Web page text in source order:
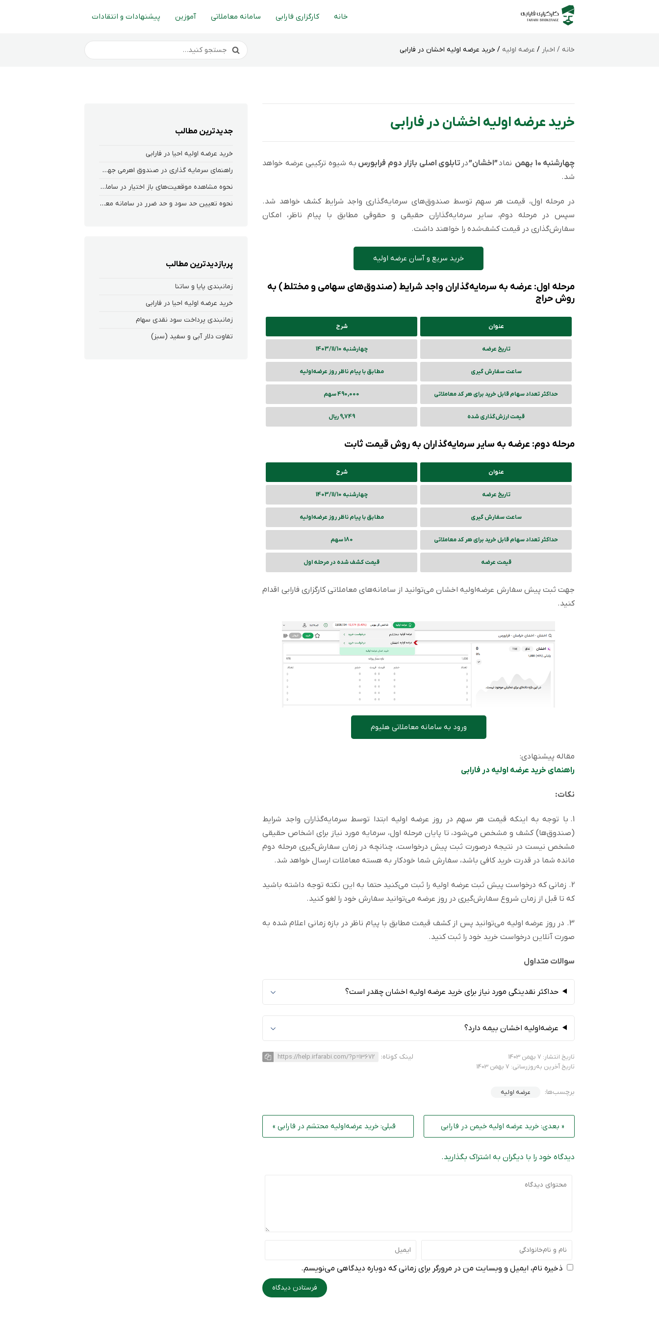
خانه کارگزاری فارابی سامانه معاملاتی آموزین پیشنهادات و انتقادات
خانه / اخبار / عرضه اولیه / خرید عرضه اولیه اخشان در فارابی
خرید عرضه اولیه اخشان در فارابی
چهارشنبه 10 بهمن نماد”اخشان”در تابلوی اصلی بازار دوم فرابورس به شیوه ترکیبی عرضه خواهد
شد.
در مرحله اول، قیمت هر سهم توسط صندوق‌های سرمایه‌گذاری واجد شرایط کشف خواهد شد.
سپس در مرحله دوم، سایر سرمایه‌گذاران حقیقی و حقوقی مطابق با پیام ناظر، امکان
سفارش‌گذاری در قیمت کشف‌شده را خواهند داشت.
خرید سریع و آسان عرضه اولیه
مرحله اول: عرضه به سرمایه‌گذاران واجد شرایط (صندوق‌های سهامی و مختلط) به
روش حراج
عنوان شرح
تاریخ عرضه چهارشنبه 1403/11/10
ساعت سفارش گیری مطابق با پیام ناظر روز عرضه‌اولیه
حداکثر تعداد سهام قابل خرید برای هر کد معاملاتی 490,000 سهم
قیمت ارزش‌گذاری شده 9,749 ریال
مرحله دوم: عرضه به سایر سرمایه‌گذاران به روش قیمت ثابت
عنوان شرح
تاریخ عرضه چهارشنبه 1403/11/10
ساعت سفارش گیری مطابق با پیام ناظر روز عرضه‌اولیه
حداکثر تعداد سهام قابل خرید برای هر کد معاملاتی 180 سهم
قیمت عرضه قیمت کشف شده در مرحله اول
جهت ثبت پیش سفارش عرضه‌اولیه اخشان می‌توانید از سامانه‌های معاملاتی کارگزاری فارابی اقدام
کنید.
ورود به سامانه معاملاتی هلیوم
مقاله پیشنهادی:
راهنمای خرید عرضه اولیه در فارابی
نکات:
1. با توجه به اینکه قیمت هر سهم در روز عرضه اولیه ابتدا توسط سرمایه‌گذاران واجد شرایط
(صندوق‌ها) کشف و مشخص می‌شود، تا پایان مرحله اول، سرمایه مورد نیاز برای اشخاص حقیقی
مشخص نیست در نتیجه درصورت ثبت پیش درخواست، چنانچه در زمان سفارش‌گیری مرحله دوم
مانده شما در قدرت خرید کافی باشد، سفارش شما خودکار به هسته معاملات ارسال خواهد شد.
2. زمانی که درخواست پیش ثبت عرضه اولیه را ثبت می‌کنید حتما به این نکته توجه داشته باشید
که تا قبل از زمان شروع سفارش‌گیری در روز عرضه می‌توانید سفارش خود را لغو کنید.
3. در روز عرضه اولیه می‌توانید پس از کشف قیمت مطابق با پیام ناظر در بازه زمانی اعلام شده به
صورت آنلاین درخواست خرید خود را ثبت کنید.
سوالات متداول
حداکثر نقدینگی مورد نیاز برای خرید عرضه اولیه اخشان چقدر است؟
عرضه‌اولیه اخشان بیمه دارد؟
تاریخ انتشار: 7 بهمن 1403
تاریخ آخرین به‌روزرسانی: 7 بهمن 1403
لینک کوتاه: https://help.irfarabi.com/?p=13672
برچسب‌ها: عرضه اولیه
« بعدی: خرید عرضه اولیه خیمن در فارابی قبلی: خرید عرضه‌اولیه محتشم در فارابی »
دیدگاه خود را با دیگران به اشتراک بگذارید.
ذخیره نام، ایمیل و وبسایت من در مرورگر برای زمانی که دوباره دیدگاهی می‌نویسم.
جدیدترین مطالب
خرید عرضه اولیه احیا در فارابی
راهنمای سرمایه گذاری در صندوق اهرمی جهش
نحوه‌ مشاهده‌ موقعیت‌های باز اختیار در سامانه هلیوم و نکست
نحوه تعیین حد سود و حد ضرر در سامانه معاملاتی کارگزاری فارابی
پربازدیدترین مطالب
زمانبندی پایا و ساتنا
خرید عرضه اولیه احیا در فارابی
زمانبندی پرداخت سود نقدی سهام‌
تفاوت دلار آبی و سفید (سبز)